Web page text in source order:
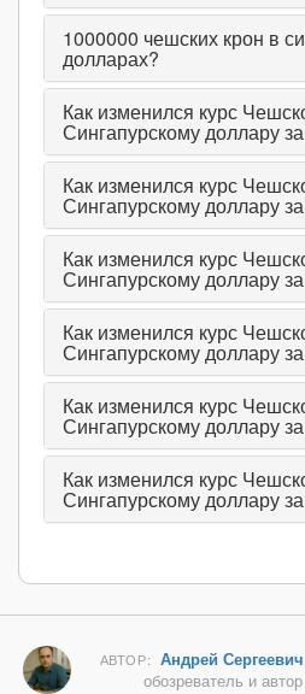
1000000 чешских крон в
долларах?
Как изменился курс
Сингапурскому доллару
Как изменился курс
Сингапурскому доллару
Как изменился курс
Сингапурскому доллару
Как изменился курс
Сингапурскому доллару
Как изменился курс
Сингапурскому доллару
Как изменился курс
Сингапурскому доллару
АВТОР: Андрей
обозреватель и